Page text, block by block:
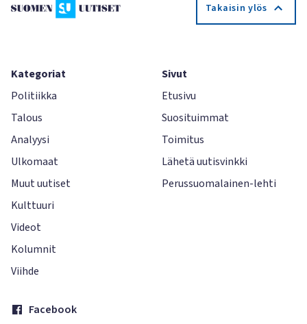
Takaisin ylös
Kategoriat
Politiikka
Talous
Analyysi
Ulkomaat
Muut uutiset
Kulttuuri
Videot
Kolumnit
Viihde
Sivut
Etusivu
Suosituimmat
Toimitus
Lähetä uutisvinkki
Perussuomalainen-lehti
Facebook